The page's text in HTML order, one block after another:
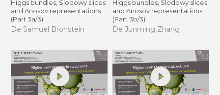
Higgs bundles, Slodowy slices
and Anosov representations
(Part 3a/3)
De Samuel Bronstein
Higgs bundles, Slodowy slices
and Anosov representations
(Part 3b/3)
De Junming Zhang